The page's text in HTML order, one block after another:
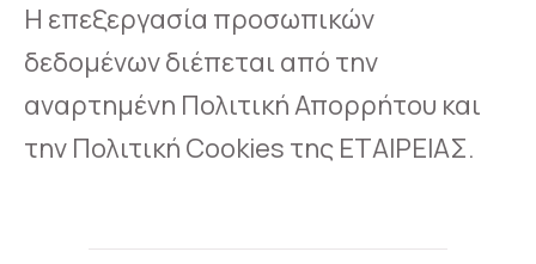
Η επεξεργασία προσωπικών
δεδομένων διέπεται από την
αναρτημένη Πολιτική Απορρήτου και
την Πολιτική Cookies της ΕΤΑΙΡΕΙΑΣ.